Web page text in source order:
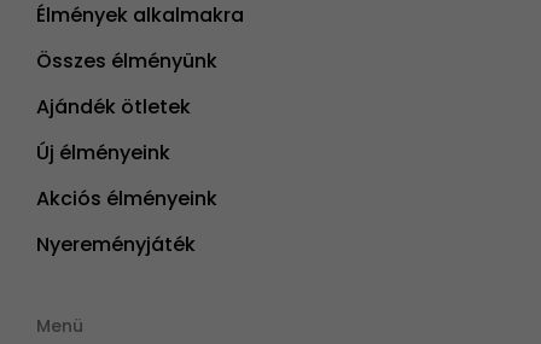
Élmények alkalmakra
Összes élményünk
Ajándék ötletek
Új élményeink
Akciós élményeink
Nyereményjáték
Menü